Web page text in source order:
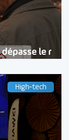
le r
High-tech